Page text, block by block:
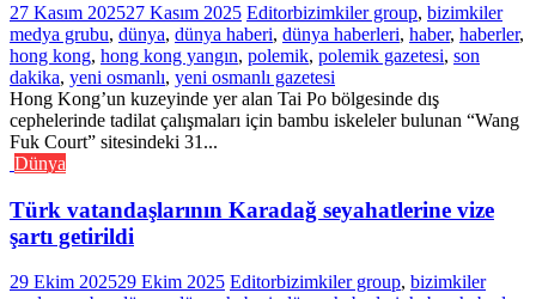
27 Kasım 202527 Kasım 2025 Editorbizimkiler group, bizimkiler
medya grubu, dünya, dünya haberi, dünya haberleri, haber, haberler,
hong kong, hong kong yangın, polemik, polemik gazetesi, son
dakika, yeni osmanlı, yeni osmanlı gazetesi
Hong Kong’un kuzeyinde yer alan Tai Po bölgesinde dış
cephelerinde tadilat çalışmaları için bambu iskeleler bulunan “Wang
Fuk Court” sitesindeki 31...
Dünya
Türk vatandaşlarının Karadağ seyahatlerine vize
şartı getirildi
29 Ekim 202529 Ekim 2025 Editorbizimkiler group, bizimkiler